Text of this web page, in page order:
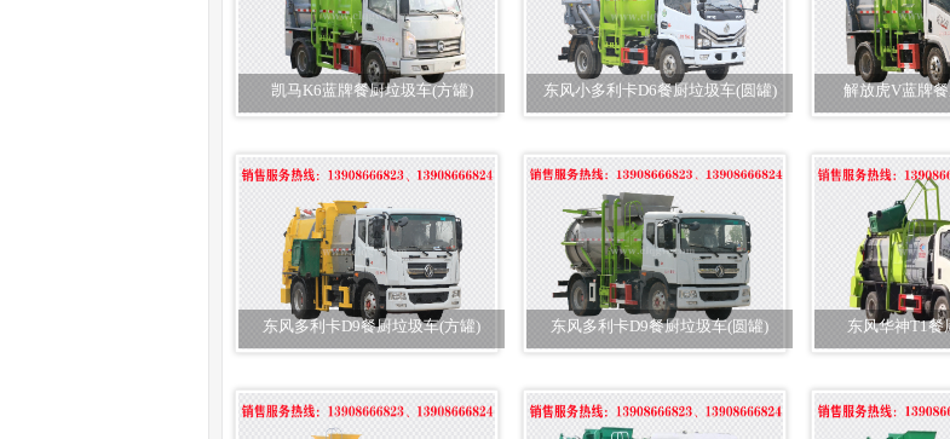
凯马K6蓝牌餐厨垃圾车(方罐) 东风小多利卡D6餐厨垃圾车(圆罐) 解放虎V蓝牌
东风多利卡D9餐厨垃圾车(方罐) 东风多利卡D9餐厨垃圾车(圆罐) 东风华神T1餐